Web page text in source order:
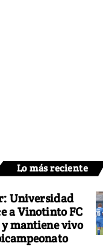
Lo más reciente
Universidad
a Vinotinto FC
mantiene vivo